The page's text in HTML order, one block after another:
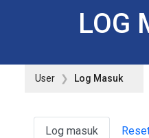
LOG
User Log Masuk
Primary tabs
Log masuk